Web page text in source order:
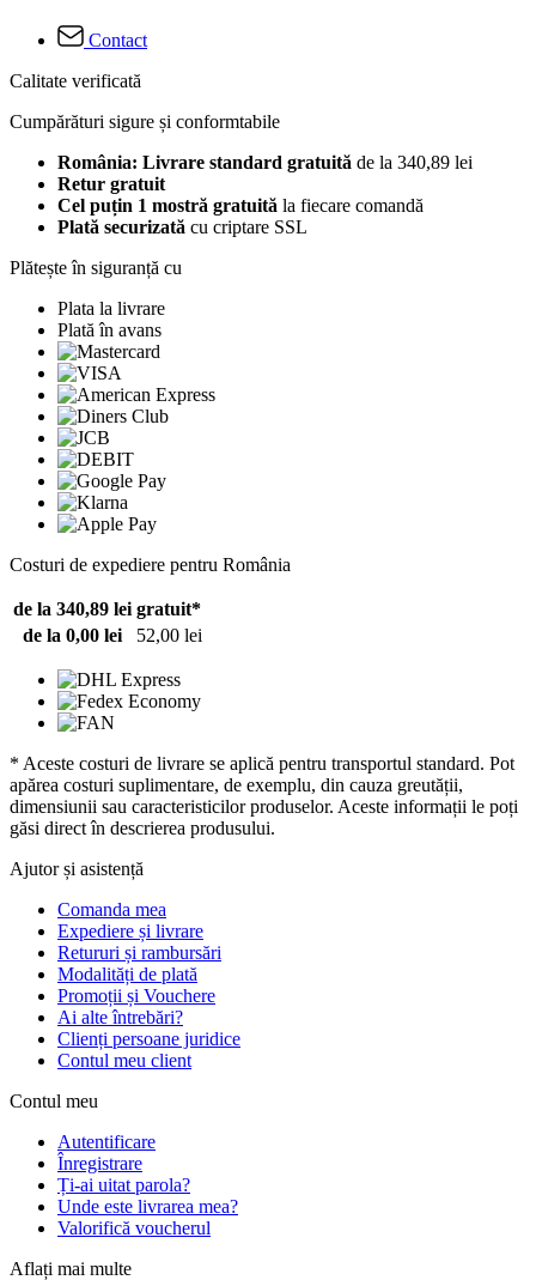
Contact
Calitate verificată
Cumpărături sigure și conformtabile
România: Livrare standard gratuită de la 340,89 lei
Retur gratuit
Cel puțin 1 mostră gratuită la fiecare comandă
Plată securizată cu criptare SSL
Plătește în siguranță cu
Plata la livrare
Plată în avans
Costuri de expediere pentru România
de la 340,89 lei gratuit*
de la 0,00 lei
52,00 lei
* Aceste costuri de livrare se aplică pentru transportul standard. Pot
apărea costuri suplimentare, de exemplu, din cauza greutății,
dimensiunii sau caracteristicilor produselor. Aceste informații le poți
găsi direct în descrierea produsului.
Ajutor și asistență
Comanda mea
Expediere și livrare
Retururi și rambursări
Modalități de plată
Promoții și Vouchere
Ai alte întrebări?
Clienți persoane juridice
Contul meu client
Contul meu
Autentificare
Înregistrare
Ți-ai uitat parola?
Unde este livrarea mea?
Valorifică voucherul
Aflați mai multe